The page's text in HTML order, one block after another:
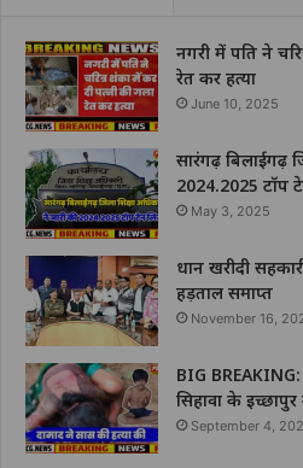
नगरी में पति ने
रेत कर हत्या
June 10, 2025
सारंगढ़ बिलाईगढ़
2024.2025 टॉप
May 3, 2025
धान खरीदी
हड़ताल समाप्त
November 16,
BIG
सिहावा के
September 4,